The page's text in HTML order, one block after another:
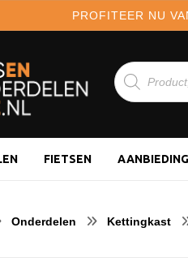
PROFITEER NU
FIETSEN
Onderdelen Kettingkast